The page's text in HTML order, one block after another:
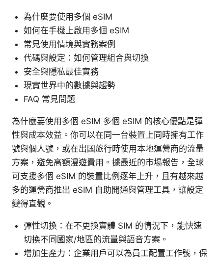
為什麼要使用多個 eSIM
如何在手機上啟用多個 eSIM
常見使用情境與實務案例
代碼與設定：如何管理組合與切換
安全與隱私最佳實務
現實世界中的數據與趨勢
FAQ 常見問題
為什麼要使用多個 eSIM 多個 eSIM 的核心優點是彈
性與成本效益。你可以在同一台裝置上同時擁有工作
號與個人號，或在出國旅行時使用本地運營商的流量
方案，避免高額漫遊費用。據最近的市場報告，全球
可支援多個 eSIM 的裝置比例逐年上升，且有越來越
多的運營商推出 eSIM 自助開通與管理工具，讓設定
變得直觀。
彈性切換：在不更換實體 SIM 的情況下，能快速
切換不同國家/地區的流量與語音方案。
增加生產力：企業用戶可以為員工配置工作號，保